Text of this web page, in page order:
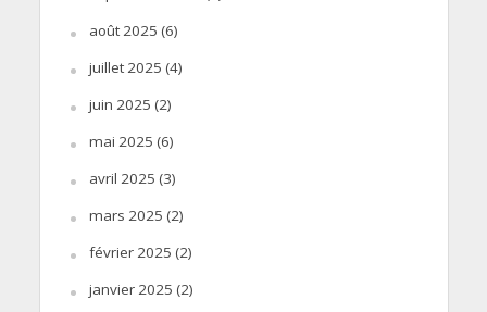
août 2025 (6)
juillet 2025 (4)
juin 2025 (2)
mai 2025 (6)
avril 2025 (3)
mars 2025 (2)
février 2025 (2)
janvier 2025 (2)